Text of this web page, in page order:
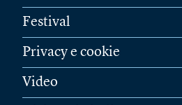
Festival
Privacy e cookie
Video